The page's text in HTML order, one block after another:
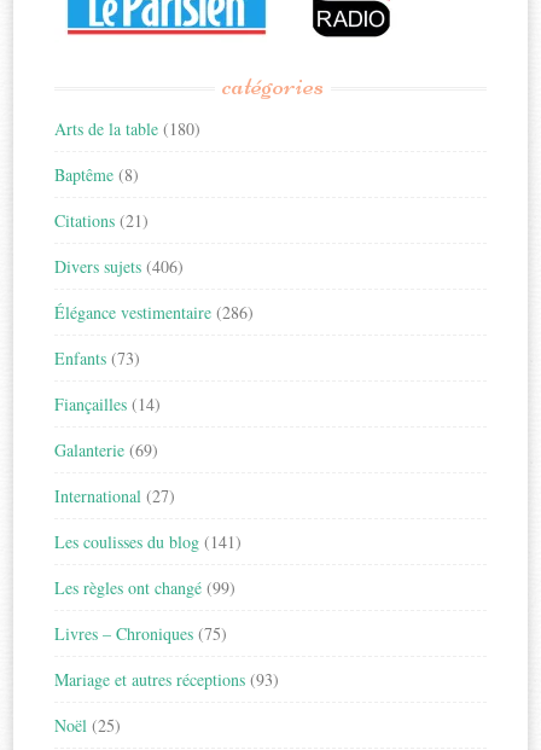
catégories
Arts de la table (180)
Baptême (8)
Citations (21)
Divers sujets (406)
Élégance vestimentaire (286)
Enfants (73)
Fiançailles (14)
Galanterie (69)
International (27)
Les coulisses du blog (141)
Les règles ont changé (99)
Livres – Chroniques (75)
Mariage et autres réceptions (93)
Noël (25)